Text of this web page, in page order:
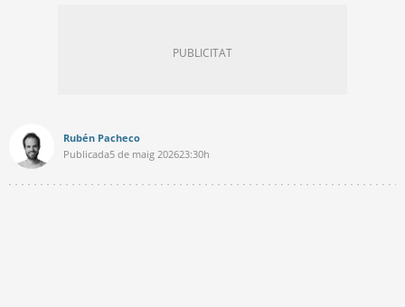
Rubén Pacheco
Publicada5 de maig 202623:30h